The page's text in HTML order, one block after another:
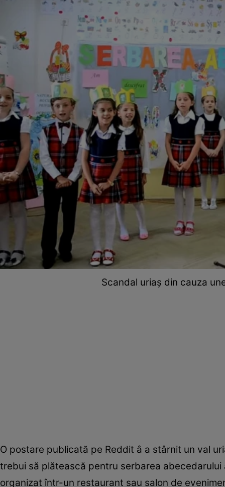
Scandal uriaș din cauza
O postare publicată pe Reddit â a stârnit un val
trebui să plătească pentru serbarea abecedarului
organizat într-un restaurant sau salon de